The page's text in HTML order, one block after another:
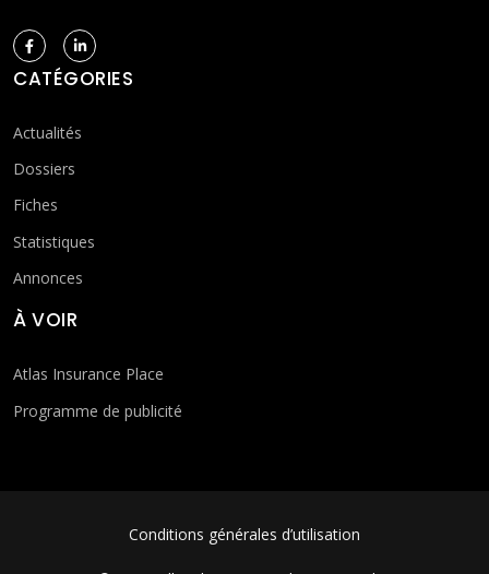
CATÉGORIES
Actualités
Dossiers
Fiches
Statistiques
Annonces
À VOIR
Atlas Insurance Place
Programme de publicité
FOOTER MENUConditions générales d’utilisation